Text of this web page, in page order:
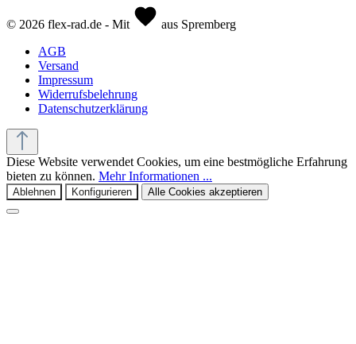
© 2026 flex-rad.de - Mit
aus Spremberg
AGB
Versand
Impressum
Widerrufsbelehrung
Datenschutzerklärung
Diese Website verwendet Cookies, um eine bestmögliche Erfahrung
bieten zu können. Mehr Informationen ...
Ablehnen Konfigurieren Alle Cookies akzeptieren